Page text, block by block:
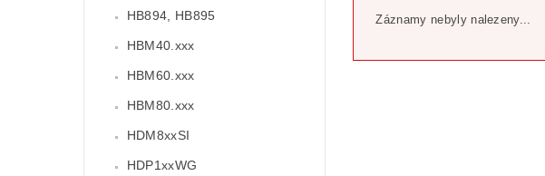
HB894, HB895
HBM40.xxx
HBM60.xxx
HBM80.xxx
HDM8xxSI
HDP1xxWG
Záznamy nebyly nalezeny...